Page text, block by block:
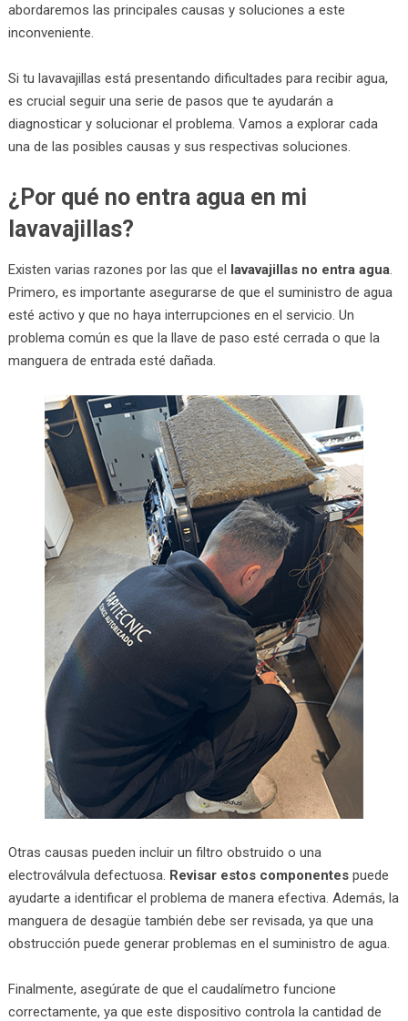
abordaremos las principales causas y soluciones a este
inconveniente.
Si tu lavavajillas está presentando dificultades para recibir agua,
es crucial seguir una serie de pasos que te ayudarán a
diagnosticar y solucionar el problema. Vamos a explorar cada
una de las posibles causas y sus respectivas soluciones.
¿Por qué no entra agua en mi
lavavajillas?
Existen varias razones por las que el lavavajillas no entra agua.
Primero, es importante asegurarse de que el suministro de agua
esté activo y que no haya interrupciones en el servicio. Un
problema común es que la llave de paso esté cerrada o que la
manguera de entrada esté dañada.
Otras causas pueden incluir un filtro obstruido o una
electroválvula defectuosa. Revisar estos componentespuede
ayudarte a identificar el problema de manera efectiva. Además, la
manguera de desagüe también debe ser revisada, ya que una
obstrucción puede generar problemas en el suministro de agua.
Finalmente, asegúrate de que el caudalímetro funcione
correctamente, ya que este dispositivo controla la cantidad de